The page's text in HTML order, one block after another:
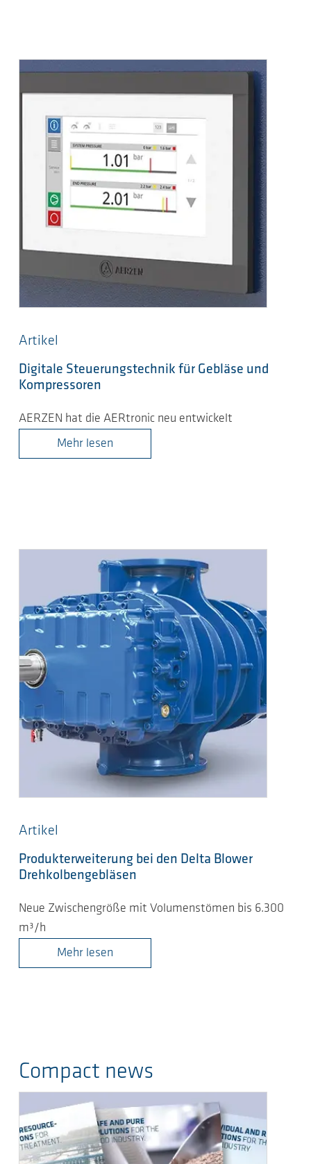
Artikel
Digitale Steuerungstechnik für Gebläse und
Kompressoren
AERZEN hat die AERtronic neu entwickelt
Mehr lesen
Artikel
Produkterweiterung bei den Delta Blower
Drehkolbengebläsen
Neue Zwischengröße mit Volumenstömen bis 6.300
m³/h
Mehr lesen
Compact news